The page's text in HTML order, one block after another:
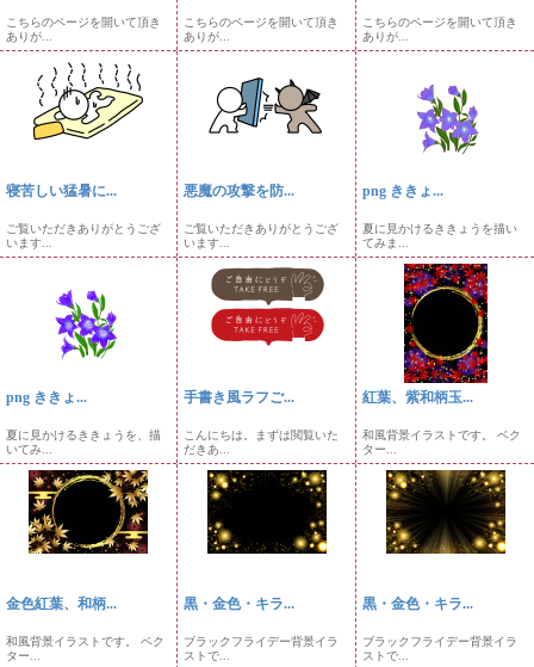
こちらのページを開いて頂き
ありが...
こちらのページを開いて頂き
ありが...
こちらのページを開いて頂き
ありが...
寝苦しい猛暑に...
ご覧いただきありがとうござ
います...
悪魔の攻撃を防...
ご覧いただきありがとうござ
います...
png ききょ...
夏に見かけるききょうを描い
てみま...
png ききょ...
夏に見かけるききょうを、描
いてみ...
手書き風ラフご...
こんにちは。まずは閲覧いた
だきあ...
紅葉、紫和柄玉...
和風背景イラストです。 ベク
ター...
金色紅葉、和柄...
和風背景イラストです。 ベク
ター...
黒・金色・キラ...
ブラックフライデー背景イラ
ストで...
黒・金色・キラ...
ブラックフライデー背景イラ
ストで...